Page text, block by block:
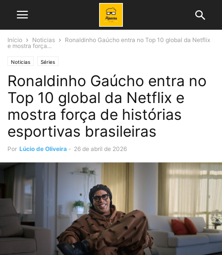
Início Noticias
Ronaldinho Gaúcho entra no Top 10 global da Netflix
e mostra força...
Noticias Séries
Ronaldinho Gaúcho entra no
Top 10 global da Netflix e
mostra força de histórias
esportivas brasileiras
Por Lúcio de Oliveira - 26 de abril de 2026